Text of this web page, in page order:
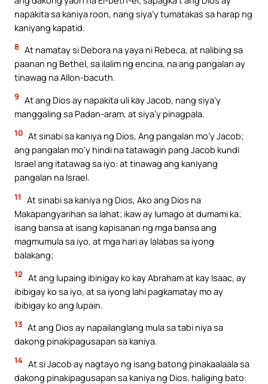
napakita sa kaniya roon, nang siya’y tumatakas sa harap ng
kaniyang kapatid.
8 At namatay si Debora na yaya ni Rebeca, at nalibing sa
paanan ng Bethel, sa ilalim ng encina, na ang pangalan ay
tinawag na Allon-bacuth.
9 At ang Dios ay napakita uli kay Jacob, nang siya’y
manggaling sa Padan-aram, at siya’y pinagpala.
10 At sinabi sa kaniya ng Dios, Ang pangalan mo’y Jacob;
ang pangalan mo’y hindi na tatawagin pang Jacob kundi
Israel ang itatawag sa iyo: at tinawag ang kaniyang
pangalan na Israel.
11
At sinabi sa kaniya ng Dios, Ako ang Dios na
Makapangyarihan sa lahat; ikaw ay lumago at dumami ka;
isang bansa at isang kapisanan ng mga bansa ang
magmumula sa iyo, at mga hari ay lalabas sa iyong
balakang;
12 At ang lupaing ibinigay ko kay Abraham at kay Isaac, ay
ibibigay ko sa iyo, at sa iyong lahi pagkamatay mo ay
ibibigay ko ang lupain.
13 At ang Dios ay napailanglang mula sa tabi niya sa
dakong pinakipagusapan sa kaniya.
14 At si Jacob ay nagtayo ng isang batong pinakaalaala sa
dakong pinakipagusapan sa kaniya ng Dios, haliging bato: